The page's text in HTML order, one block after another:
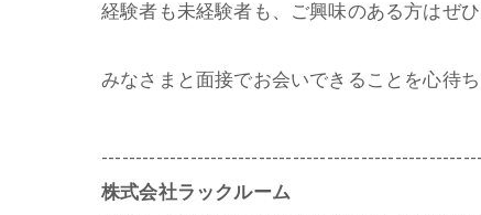
経験者も未経験者も、ご興味のある方はぜひ
みなさまと面接でお会いできることを心待ち
株式会社ラックルーム